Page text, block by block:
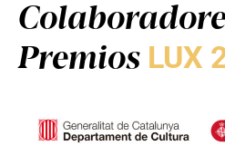
Premios LUX